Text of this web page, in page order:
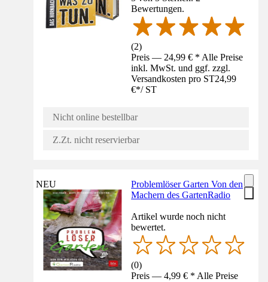
Bewertungen.
(2)
Preis — 24,99 € * Alle Preise
inkl. MwSt. und ggf. zzgl.
Versandkosten pro ST24,99
€*/ ST
Nicht online bestellbar
Z.Zt. nicht reservierbar
NEU
Problemlöser Garten Von den
Machern des GartenRadio
Artikel wurde noch nicht
bewertet.
(0)
Preis — 4,99 € * Alle Preise